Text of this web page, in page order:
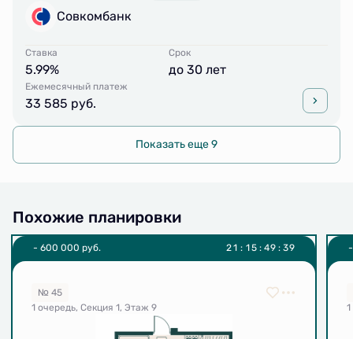
Совкомбанк
Ставка
5.99%
Срок
до 30 лет
Ежемесячный платеж
33 585 руб.
Показать еще 9
Похожие планировки
- 600 000 руб. 21 : 15 : 49 : 39
№ 45
1 очередь, Секция 1, Этаж 9